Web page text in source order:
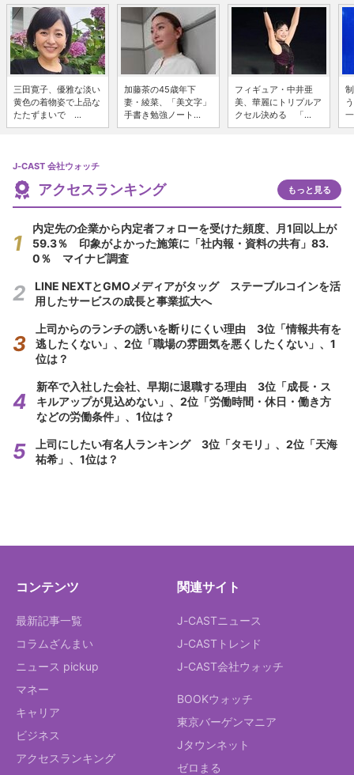
三田寛子、優雅な淡い
黄色の着物姿で上品な
たたずまいで ...
加藤茶の45歳年下
妻・綾菜、「美文字」
手書き勉強ノート...
フィギュア・中井亜
美、華麗にトリプルア
クセル決める 「...
J-CAST 会社ウォッチ
アクセスランキング もっと見る
内定先の企業から内定者フォローを受けた頻度、月1回以上が
59.3％ 印象がよかった施策に「社内報・資料の共有」83.
0％ マイナビ調査
LINE NEXTとGMOメディアがタッグ ステーブルコインを活
用したサービスの成長と事業拡大へ
上司からのランチの誘いを断りにくい理由 3位「情報共有を
逃したくない」、2位「職場の雰囲気を悪くしたくない」、1
位は？
新卒で入社した会社、早期に退職する理由 3位「成長・ス
キルアップが見込めない」、2位「労働時間・休日・働き方
などの労働条件」、1位は？
上司にしたい有名人ランキング 3位「タモリ」、2位「天海
祐希」、1位は？
コンテンツ
最新記事一覧
コラムざんまい
ニュース pickup
マネー
キャリア
ビジネス
アクセスランキング
関連サイト
J-CASTニュース
J-CASTトレンド
J-CAST会社ウォッチ
BOOKウォッチ
東京バーゲンマニア
Jタウンネット
ゼロまる